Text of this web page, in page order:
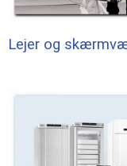
Lejer og